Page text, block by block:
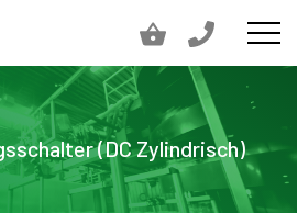
(DC Zylindrisch)